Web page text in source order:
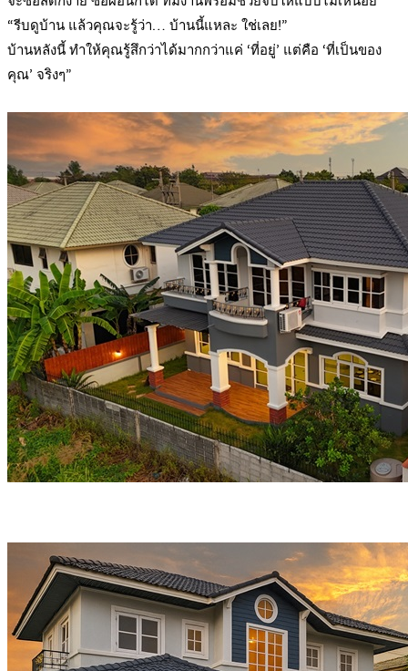
“รีบดูบ้าน แล้วคุณจะรู้ว่า… บ้านนี้แหละ ใช่เลย!”
บ้านหลังนี้ ทำให้คุณรู้สึกว่าได้มากกว่าแค่ ‘ที่อยู่’ แต่คือ ‘ที่เป็นของ
คุณ’ จริงๆ”